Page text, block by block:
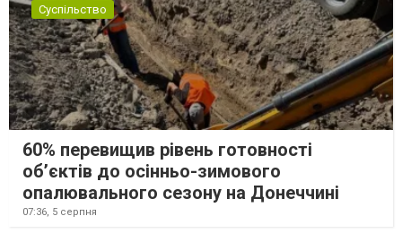
Суспільство
60% перевищив рівень готовності
об’єктів до осінньо-зимового
опалювального сезону на Донеччині
07:36, 5 серпня